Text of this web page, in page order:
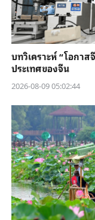
บทวิเคราะห์ “โอกา
ประเทศของจีน
2026-08-09 05:02:44